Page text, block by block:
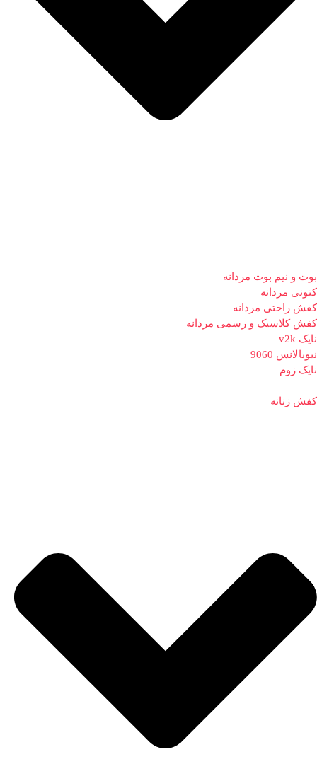
بوت و نیم بوت مردانه
کتونی مردانه
کفش راحتی مردانه
کفش کلاسیک و رسمی مردانه
نایک v2k
نیوبالانس 9060
نایک زوم
کفش زنانه